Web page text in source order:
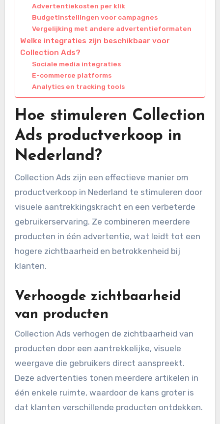
Advertentiekosten per klik
Budgetinstellingen voor campagnes
Vergelijking met andere advertentieformaten
Welke integraties zijn beschikbaar voor
Collection Ads?
Sociale media integraties
E-commerce platforms
Analytics en tracking tools
Hoe stimuleren Collection
Ads productverkoop in
Nederland?
Collection Ads zijn een effectieve manier om
productverkoop in Nederland te stimuleren door
visuele aantrekkingskracht en een verbeterde
gebruikerservaring. Ze combineren meerdere
producten in één advertentie, wat leidt tot een
hogere zichtbaarheid en betrokkenheid bij
klanten.
Verhoogde zichtbaarheid
van producten
Collection Ads verhogen de zichtbaarheid van
producten door een aantrekkelijke, visuele
weergave die gebruikers direct aanspreekt.
Deze advertenties tonen meerdere artikelen in
één enkele ruimte, waardoor de kans groter is
dat klanten verschillende producten ontdekken.